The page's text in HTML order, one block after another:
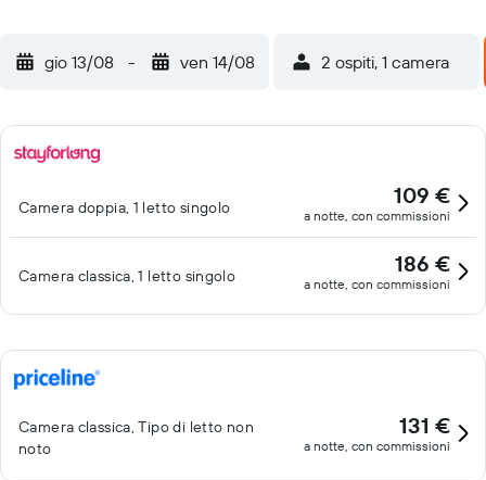
gio 13/08 - ven 14/08 2 ospiti, 1 camera
Camera doppia, 1 letto singolo 109 €
a notte, con commissioni
Camera classica, 1 letto singolo 186 €
a notte, con commissioni
Camera classica, Tipo di letto non
noto
131 €
a notte, con commissioni